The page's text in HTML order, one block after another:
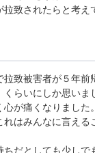
致されたらと考
致被害者が５年
らいにしか思いま
が痛くなりまし
はみんなに言え
だとしても少しで